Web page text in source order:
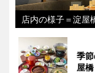
店内の様子＝淀屋
季
屋